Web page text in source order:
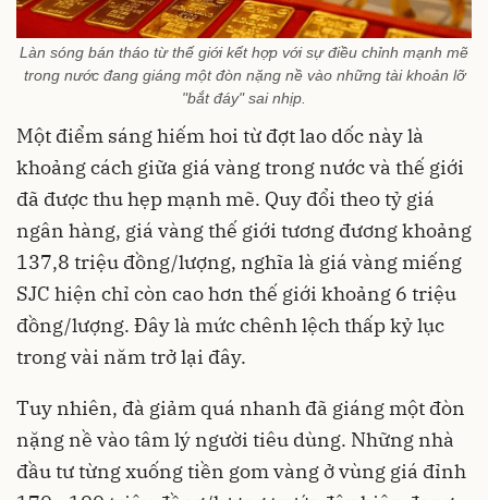
Làn sóng bán tháo từ thế giới kết hợp với sự điều chỉnh mạnh mẽ
trong nước đang giáng một đòn nặng nề vào những tài khoản lỡ
"bắt đáy" sai nhịp.
Một điểm sáng hiếm hoi từ đợt lao dốc này là
khoảng cách giữa giá vàng trong nước và thế giới
đã được thu hẹp mạnh mẽ. Quy đổi theo tỷ giá
ngân hàng, giá vàng thế giới tương đương khoảng
137,8 triệu đồng/lượng, nghĩa là giá vàng miếng
SJC hiện chỉ còn cao hơn thế giới khoảng 6 triệu
đồng/lượng. Đây là mức chênh lệch thấp kỷ lục
trong vài năm trở lại đây.
Tuy nhiên, đà giảm quá nhanh đã giáng một đòn
nặng nề vào tâm lý người tiêu dùng. Những nhà
đầu tư từng xuống tiền gom vàng ở vùng giá đỉnh